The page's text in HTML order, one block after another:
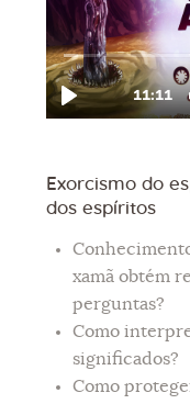
Exorcismo do
dos espíritos
xamã obtém
perguntas?
Como
significados?
Como